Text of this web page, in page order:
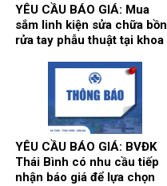
YÊU CẦU BÁO GIÁ: Mua
sắm linh kiện sửa chữa bồn
rửa tay phẫu thuật tại khoa
sức tích cực – Chống độc.
YÊU CẦU BÁO GIÁ: BVĐK
Thái Bình có nhu cầu tiếp
nhận báo giá để lựa chọn